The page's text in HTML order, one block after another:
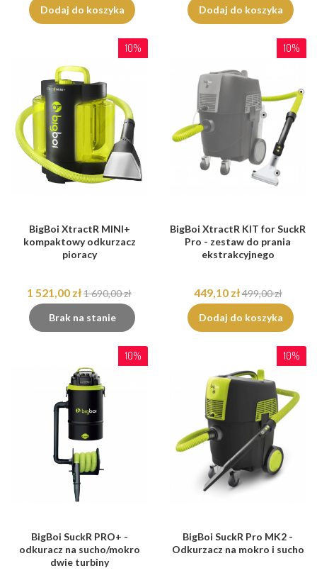
Dodaj do koszyka Dodaj do koszyka
10%
BigBoi XtractR MINI+
kompaktowy odkurzacz
pioracy
1 521,00 zł1 690,00 zł
Brak na stanie
10%
BigBoi XtractR KIT for SuckR
Pro - zestaw do prania
ekstrakcyjnego
449,10 zł499,00 zł
Dodaj do koszyka
10%
BigBoi SuckR PRO+ -
odkuracz na sucho/mokro
dwie turbiny
10%
BigBoi SuckR Pro MK2 -
Odkurzacz na mokro i sucho